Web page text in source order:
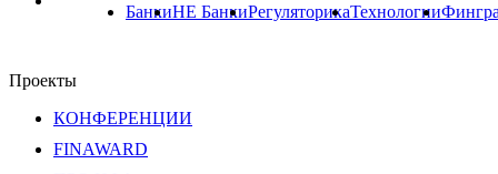
БанкиНЕ БанкиРегуляторикаТехнологии
Проекты
КОНФЕРЕНЦИИ
FINAWARD